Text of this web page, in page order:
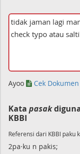
Ayoo Cek Dokumen
Kata pasak
KBBI
Referensi dari KBBI paku
2pa·ku n pakis;